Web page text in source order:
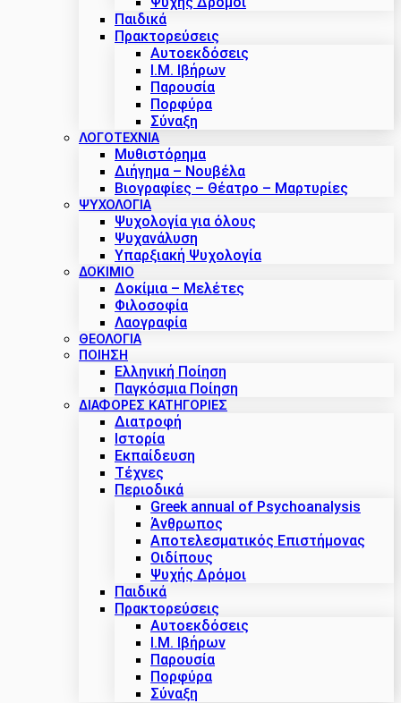
Παιδικά
Πρακτoρεύσεις
Αυτοεκδόσεις
Ι.Μ. Ιβήρων
Παρουσία
Πορφύρα
Σύναξη
ΛΟΓΟΤΕΧΝΙΑ
Μυθιστόρημα
Διήγημα – Νουβέλα
Βιογραφίες – Θέατρο – Μαρτυρίες
ΨΥΧΟΛΟΓΙΑ
Ψυχολογία για όλους
Ψυχανάλυση
Υπαρξιακή Ψυχολογία
ΔΟΚΊΜΙΟ
Δοκίμια – Μελέτες
Φιλοσοφία
Λαογραφία
ΘΕΟΛΟΓΙΑ
ΠΟΙΗΣΗ
Ελληνική Ποίηση
Παγκόσμια Ποίηση
ΔΙΑΦΟΡΕΣ ΚΑΤΗΓΟΡΙΕΣ
Διατροφή
Ιστορία
Εκπαίδευση
Τέχνες
Περιοδικά
Greek annual of Psychoanalysis
Άνθρωπος
Αποτελεσματικός Επιστήμονας
Οιδίπους
Ψυχής Δρόμοι
Παιδικά
Πρακτoρεύσεις
Αυτοεκδόσεις
Ι.Μ. Ιβήρων
Παρουσία
Πορφύρα
Σύναξη